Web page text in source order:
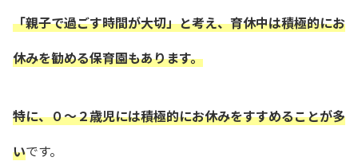
「親子で過ごす時間が大切」と考え、育休中は積極的にお
休みを勧める保育園もあります。
特に、０～２歳児には積極的にお休みをすすめることが多
いです。